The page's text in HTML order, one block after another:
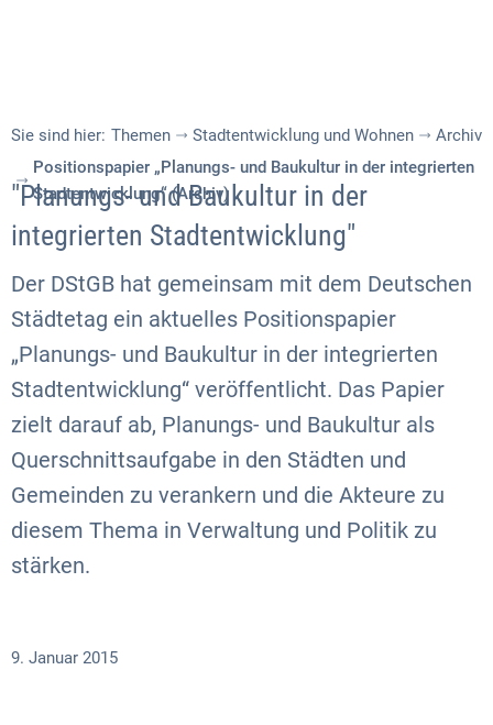
Sie sind hier: Themen Stadtentwicklung und Wohnen
Archiv
Positionspapier „Planungs- und Baukultur in der integrierten
Stadtentwicklung“ (Archiv)
"Planungs- und Baukultur in der
integrierten Stadtentwicklung"
Der DStGB hat gemeinsam mit dem Deutschen
Städtetag ein aktuelles Positionspapier
„Planungs- und Baukultur in der integrierten
Stadtentwicklung“ veröffentlicht. Das Papier
zielt darauf ab, Planungs- und Baukultur als
Querschnittsaufgabe in den Städten und
Gemeinden zu verankern und die Akteure zu
diesem Thema in Verwaltung und Politik zu
stärken.
9. Januar 2015